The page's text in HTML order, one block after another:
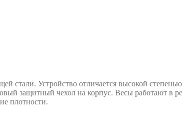
Устройство отличается высокой
защитный чехол на корпус. Весы работают в
плотности.